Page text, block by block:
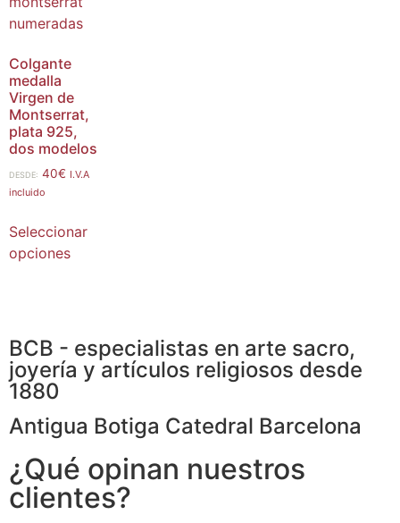
Colgante
medalla
Virgen de
Montserrat,
plata 925,
dos modelos
DESDE: 40€ I.V.A
incluido
Seleccionar
opciones
BCB - especialistas en arte sacro,
joyería y artículos religiosos desde
1880
Antigua Botiga Catedral Barcelona
¿Qué opinan nuestros
clientes?